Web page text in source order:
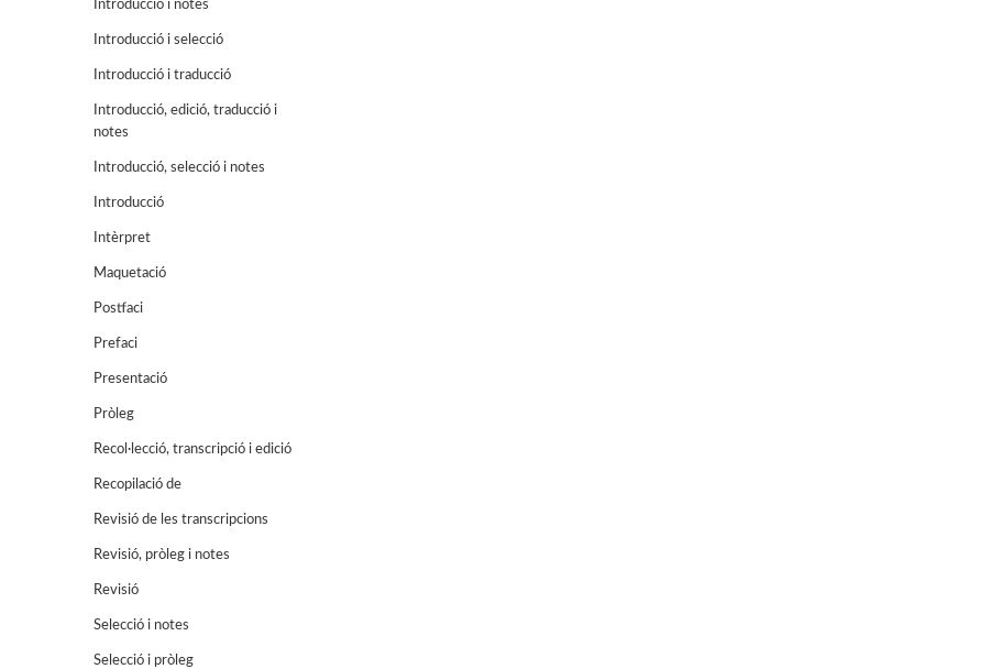
Introducció i notes
Introducció i selecció
Introducció i traducció
Introducció, edició, traducció i
notes
Introducció, selecció i notes
Introducció
Intèrpret
Maquetació
Postfaci
Prefaci
Presentació
Pròleg
Recol·lecció, transcripció i edició
Recopilació de
Revisió de les transcripcions
Revisió, pròleg i notes
Revisió
Selecció i notes
Selecció i pròleg